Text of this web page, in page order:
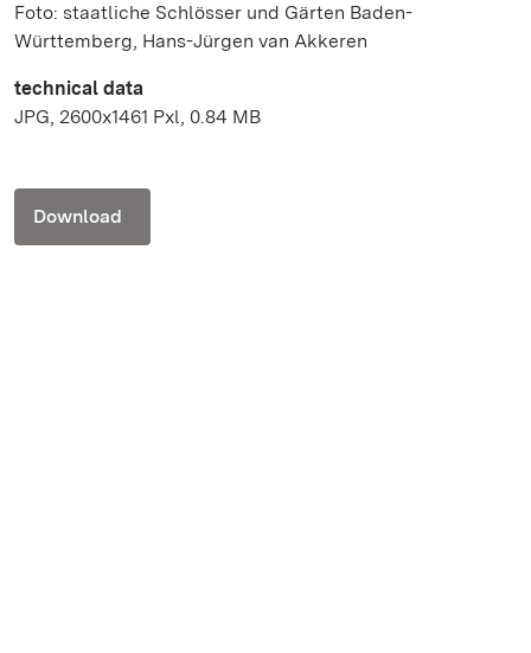
Foto: staatliche Schlösser und Gärten Baden-
Württemberg, Hans-Jürgen van Akkeren
technical data
JPG, 2600x1461 Pxl, 0.84 MB
Download